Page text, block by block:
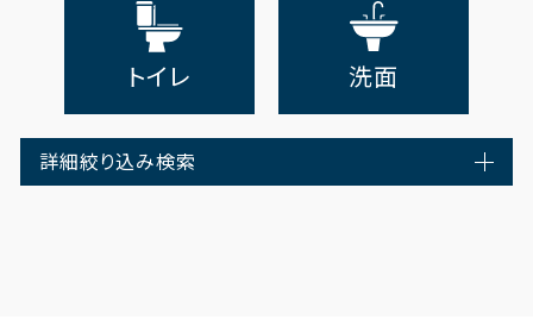
トイレ 洗面
詳細絞り込み検索